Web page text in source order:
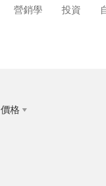
營銷學 投資
價格